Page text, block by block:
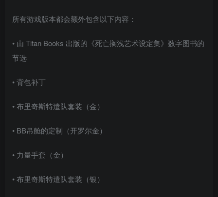
所有游戏版本都会额外包含以下内容：
• 由 Titan Books 出版的《死亡搁浅艺术设定集》数字图书的
节选
• 背包补丁
• 布里奇斯特遣队套装（金）
• BB吊舱的定制（开罗尔金）
• 力量手套（金）
• 布里奇斯特遣队套装（银）